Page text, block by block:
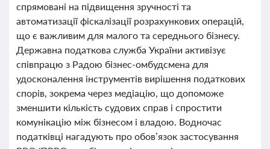
спрямовані на підвищення зручності та
автоматизації фіскалізації розрахункових операцій,
що є важливим для малого та середнього бізнесу.
Державна податкова служба України активізує
співпрацю з Радою бізнес-омбудсмена для
удосконалення інструментів вирішення податкових
спорів, зокрема через медіацію, що допоможе
зменшити кількість судових справ і спростити
комунікацію між бізнесом і владою. Водночас
податківці нагадують про обов’язок застосування